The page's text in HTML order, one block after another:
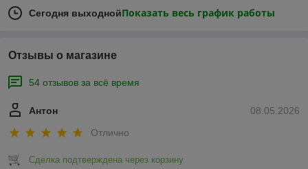
Сегодня выходнойПоказать весь график работы
Отзывы о магазине
54 отзывов за всё время
08.05.2026
Антон
Отлично
Сделка подтверждена через корзину